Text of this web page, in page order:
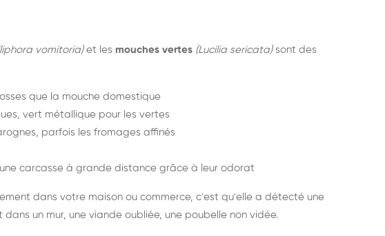
vomitoria)et les mouches vertes (Lucilia sericata)sont des
que la mouche domestique
vert métallique pour les vertes
parfois les fromages affinés
carcasse à grande distance grâce à leur odorat
dans votre maison ou commerce, c'est qu'elle a détecté une
un mur, une viande oubliée, une poubelle non vidée.